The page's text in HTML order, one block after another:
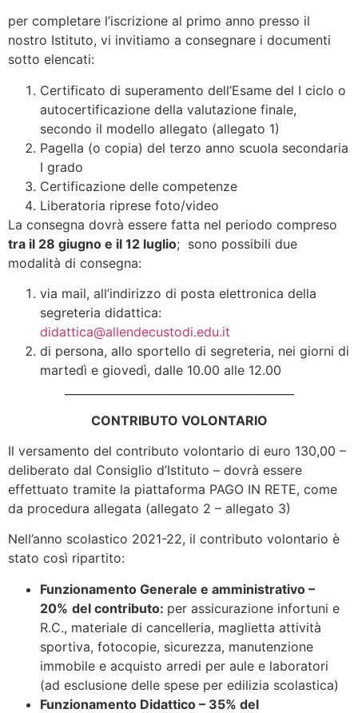
per completare l’iscrizione al primo anno presso il
nostro Istituto, vi invitiamo a consegnare i documenti
sotto elencati:
Certificato di superamento dell’Esame del I ciclo o
autocertificazione della valutazione finale,
secondo il modello allegato (allegato 1)
Pagella (o copia) del terzo anno scuola secondaria
I grado
Certificazione delle competenze
Liberatoria riprese foto/video
La consegna dovrà essere fatta nel periodo compreso
tra il 28 giugno e il 12 luglio; sono possibili due
modalità di consegna:
via mail, all’indirizzo di posta elettronica della
segreteria didattica:
didattica@allendecustodi.edu.it
di persona, allo sportello di segreteria, nei giorni di
martedì e giovedì, dalle 10.00 alle 12.00
CONTRIBUTO VOLONTARIO
Il versamento del contributo volontario di euro 130,00 –
deliberato dal Consiglio d’Istituto – dovrà essere
effettuato tramite la piattaforma PAGO IN RETE, come
da procedura allegata (allegato 2 – allegato 3)
Nell’anno scolastico 2021-22, il contributo volontario è
stato così ripartito:
Funzionamento Generale e amministrativo –
20% del contributo: per assicurazione infortuni e
R.C., materiale di cancelleria, maglietta attività
sportiva, fotocopie, sicurezza, manutenzione
immobile e acquisto arredi per aule e laboratori
(ad esclusione delle spese per edilizia scolastica)
Funzionamento Didattico – 35% del